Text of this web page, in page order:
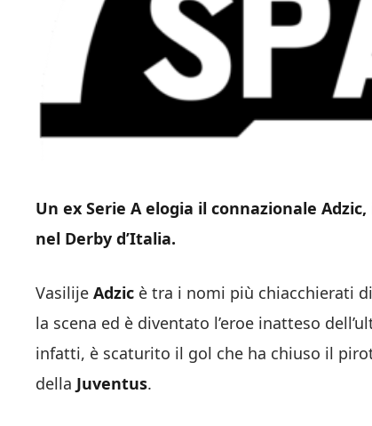
Un ex Serie A elogia il connazionale
nel Derby d’Italia.
Vasilije Adzic è tra i nomi più chiacchierati
la scena ed è diventato l’eroe inatteso
infatti, è scaturito il gol che ha chiuso il
della Juventus.